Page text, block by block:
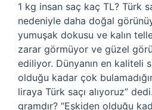
1 kg insan saç kaç TL? Türk
nedeniyle daha doğal
yumuşak dokusu ve kalın
zarar görmüyor ve güzel
ediliyor. Dünyanın en kaliteli
olduğu kadar çok
liraya Türk saçı alıyoruz”
gramdır? “Eskiden olduğu